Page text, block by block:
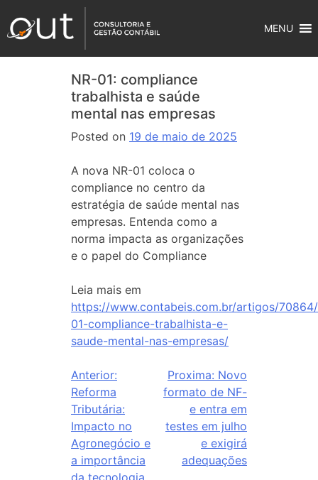
MENU
NR-01: compliance
trabalhista e saúde
mental nas empresas
Posted on 19 de maio de 2025
A nova NR-01 coloca o
compliance no centro da
estratégia de saúde mental nas
empresas. Entenda como a
norma impacta as organizações
e o papel do Compliance
Leia mais em
https://www.contabeis.com.br/artigos/
01-compliance-trabalhista-e-
saude-mental-nas-empresas/
Anterior:
Reforma
Tributária:
Impacto no
Agronegócio e
a importância
da tecnologia
Proxima: Novo
formato de NF-
e entra em
testes em julho
e exigirá
adequações